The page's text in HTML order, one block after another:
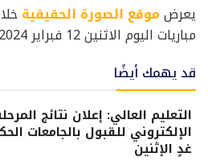
يعرضموقع الصورة الحقيقية
مباريات اليوم الاثنين 12 فبراير 2024 والقنوات الناقلة لها.
قد يهمك أيضًا
التعليم العالي: إعلان نتائج
الإلكتروني للقبول بالجامعات
غدٍ الإثنين